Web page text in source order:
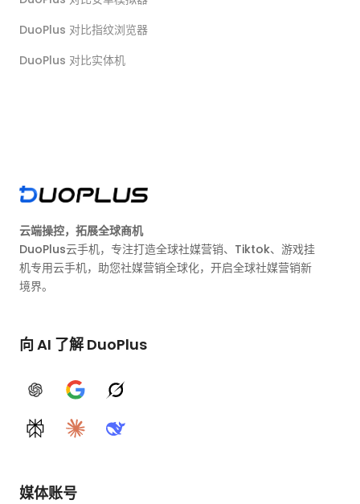
DuoPlus 对比指纹浏览器
DuoPlus 对比实体机
云端操控，拓展全球商机
DuoPlus云手机，专注打造全球社媒营销、Tiktok、游戏挂
机专用云手机，助您社媒营销全球化，开启全球社媒营销新
境界。
向 AI 了解 DuoPlus
ChatGPTGoogle AIGrok
PerplexityClaudeDeepSeek
媒体账号